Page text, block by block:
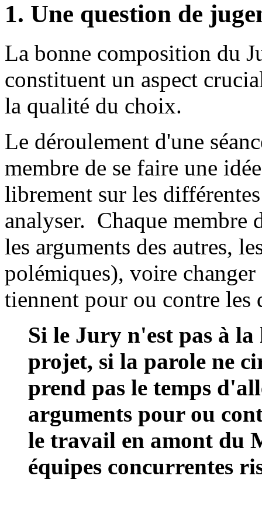
1. Une question de
La bonne composition du
constituent un aspect
la qualité du choix.
Le déroulement d'une
membre de se faire une
librement sur les
analyser. Chaque membre
les arguments des autres,
polémiques), voire
tiennent pour ou contre
Si le Jury n'est pas à
projet, si la parole ne
prend pas le temps
arguments pour ou
le travail en amont du
équipes concurrentes